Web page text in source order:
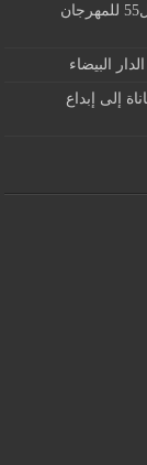
موكب احتفالي مفعم بالألوان والإيقاعات يفتتح الدورة ال55 للمهرجان
البيضاء
إلى إبداع